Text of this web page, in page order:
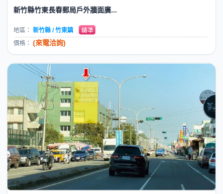
新竹縣竹東長春郵局戶外牆面廣...
地區： 新竹縣 / 竹東鎮
價格： (來電洽詢)